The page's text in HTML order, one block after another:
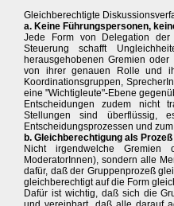
Gleichberechtigte
a. Keine Führungspersonen,
Jede Form von Delegation der
Steuerung schafft
herausgehobenen Gremien
von ihrer genauen Rolle und
Koordinationsgruppen,
eine "Wichtigleute"-Ebene
Entscheidungen zudem nicht
Stellungen sind überflüssig,
Entscheidungsprozessen und
b. Gleichberechtigung als
Nicht irgendwelche Gremien
ModeratorInnen), sondern alle
dafür, daß der Gruppenprozeß
gleichberechtigt auf die Form
Dafür ist wichtig, daß sich die